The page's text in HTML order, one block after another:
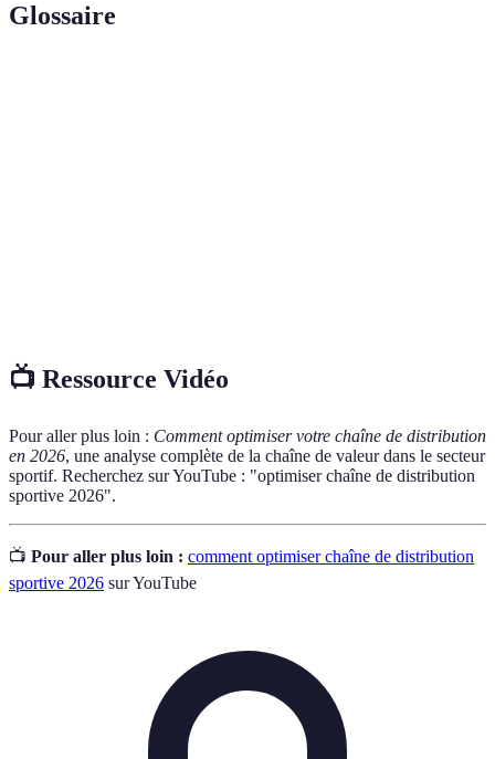
Glossaire
📺 Ressource Vidéo
Pour aller plus loin : Comment optimiser votre chaîne de distribution
en 2026, une analyse complète de la chaîne de valeur dans le secteur
sportif. Recherchez sur YouTube : "optimiser chaîne de distribution
sportive 2026".
📺 Pour aller plus loin : comment optimiser chaîne de distribution
sportive 2026 sur YouTube